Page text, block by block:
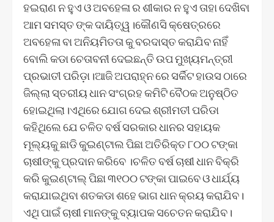
ହଇରାଣ ନ ହୁଏ ଓ ଅବହେଳା ର ଶୀକାର ନ ହୁଏ ତାହା ଦେଖିବା
ଆମ ସମସ୍ତ ଙ୍କ ଦାୟିତ୍ୱ।କୌଣସି କ୍ଷେତ୍ରରେ
ଅବହେଳା ବା ଅନିୟମିତତା କୁ ବରଦାସ୍ତ କରାଯିବ ନାହିଁ
ବୋଲି କଡା ଚେତାବନୀ ଦେଇଛନ୍ତି ଉପ ମୁଖ୍ୟମନ୍ତ୍ରୀ
ପ୍ରଭାତୀ ପରିଡ଼ା।ଆଜି ଅପରାହ୍ନ ରେ ସର୍କିଟ ହାଉସ ଠାରେ
ଜିଲ୍ଲା ସ୍ତରୀୟ ଧାନ ସଂଗ୍ରହ କମିଟି ବୈଠକ ଅନୁଷ୍ଠିତ
ହୋଇଥିଲା।ଏଥିରେ ଯୋଗ ଦେଇ ଶ୍ରୀମତୀ ପରିଡା
କହିଥିଲେ ଯେ ଚଳିତ ବର୍ଷ ସରକାର ଧାନର ସହାୟକ
ମୂଲ୍ୟକୁ ଛାଡି କୁଇଣ୍ଟାଲ ପିଛା ଅତିରିକ୍ତ ୮୦୦ ଟଙ୍କା
ଚାଷୀଙ୍କୁ ପ୍ରଦାନ କରିବେ ।ଚଳିତ ବର୍ଷ ଚାଷୀ ଧାନ ବିକ୍ରି
କରି କୁଇଣ୍ଟାଲ୍ ପିଛା ୩୧୦୦ ଟଙ୍କା ପାଇବେ ଓ ଧାର୍ଯ୍ୟ
କରାଯାଇଥିବା ଶତକଡା ଶହେ ଭାଗ ଧାନ କ୍ରୟ କରାଯିବ।
ଏଥି ପାଇଁ ଚାଷୀ ମାନଙ୍କୁ ବ୍ୟାପକ ସଚେତନ କରାଯିବ।